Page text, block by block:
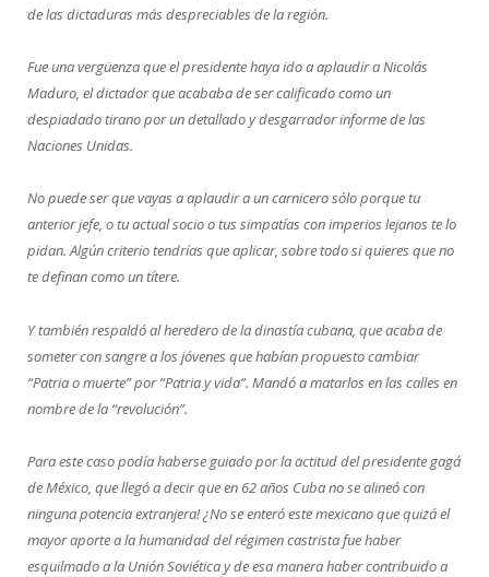
de las dictaduras más despreciables de la región.
Fue una vergüenza que el presidente haya ido a aplaudir a Nicolás
Maduro, el dictador que acababa de ser calificado como un
despiadado tirano por un detallado y desgarrador informe de las
Naciones Unidas.
No puede ser que vayas a aplaudir a un carnicero sólo porque tu
anterior jefe, o tu actual socio o tus simpatías con imperios lejanos te lo
pidan. Algún criterio tendrías que aplicar, sobre todo si quieres que no
te definan como un títere.
Y también respaldó al heredero de la dinastía cubana, que acaba de
someter con sangre a los jóvenes que habían propuesto cambiar
“Patria o muerte” por “Patria y vida”. Mandó a matarlos en las calles en
nombre de la “revolución”.
Para este caso podía haberse guiado por la actitud del presidente gagá
de México, que llegó a decir que en 62 años Cuba no se alineó con
ninguna potencia extranjera! ¿No se enteró este mexicano que quizá el
mayor aporte a la humanidad del régimen castrista fue haber
esquilmado a la Unión Soviética y de esa manera haber contribuido a